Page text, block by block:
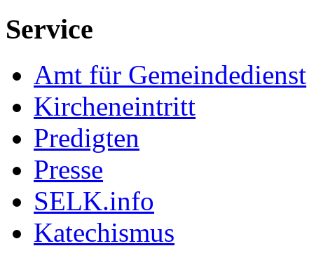
Service
Amt für Gemeindedienst
Kircheneintritt
Predigten
Presse
SELK.info
Katechismus